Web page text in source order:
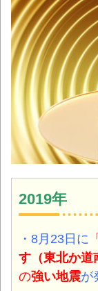
2019年
・8月23日に 「
す（東北か道
の強い地震が